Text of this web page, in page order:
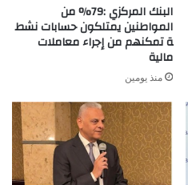
البنك المركزي :79% من
المواطنين يمتلكون حسابات نشط
ة تمكنهم من إجراء معاملات
مالية
منذ يومين